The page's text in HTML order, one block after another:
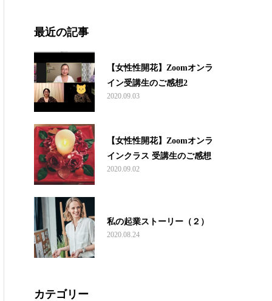
最近の記事
【女性性開花】Zoomオンラ
イン受講生のご感想2
2020.09.03
【女性性開花】Zoomオンラ
インクラス 受講生のご感想
2020.09.02
私の起業ストーリー（２）
2020.08.24
カテゴリー